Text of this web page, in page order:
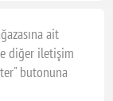
ait
diğer iletişim
butonuna